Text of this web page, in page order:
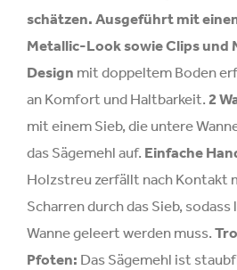
schätzen. Ausgeführt mit
Metallic-Look sowie Clips und
Design mit doppeltem Boden
an Komfort und Haltbarkeit. 2
mit einem Sieb, die untere
das Sägemehl auf. Einfache
Holzstreu zerfällt nach Kontakt
Scharren durch das Sieb,
Wanne geleert werden muss.
Pfoten: Das Sägemehl ist